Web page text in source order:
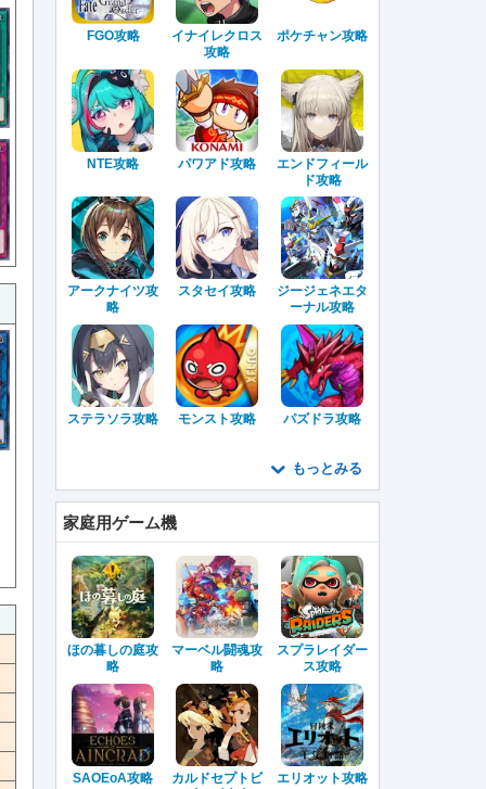
FGO攻略
イナイレクロス
攻略
ポケチャン攻略
NTE攻略 パワアド攻略
エンドフィール
ド攻略
アークナイツ攻
略
スタセイ攻略
ジージェネエタ
ーナル攻略
ステラソラ攻略 モンスト攻略 パズドラ攻略
もっとみる
家庭用ゲーム機
ほの暮しの庭攻
略
マーベル闘魂攻
略
スプラレイダー
ス攻略
SAOEoA攻略
カルドセプトビ
エリオット攻略